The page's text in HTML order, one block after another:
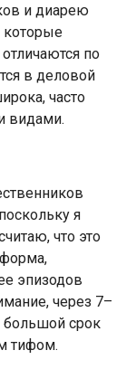
и диарею
которые
по
в деловой
часто
видами.
я
что это
эпизодов
через 7–
большой срок
тифом.